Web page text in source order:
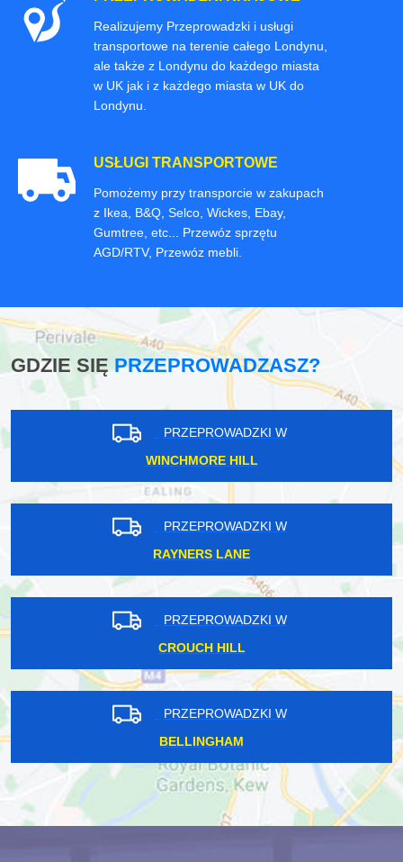
Realizujemy Przeprowadzki i usługi
transportowe na terenie całego Londynu,
ale także z Londynu do każdego miasta
w UK jak i z każdego miasta w UK do
Londynu.
USŁUGI TRANSPORTOWE
Pomożemy przy transporcie w zakupach
z Ikea, B&Q, Selco, Wickes, Ebay,
Gumtree, etc... Przewóz sprzętu
AGD/RTV, Przewóz mebli.
GDZIE SIĘPRZEPROWADZASZ?
PRZEPROWADZKI W
WINCHMORE HILL
PRZEPROWADZKI W
RAYNERS LANE
PRZEPROWADZKI W
CROUCH HILL
PRZEPROWADZKI W
BELLINGHAM